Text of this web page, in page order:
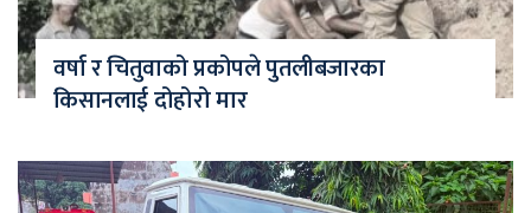
वर्षा र चितुवाको प्रकोपले पुतलीबजारका
किसानलाई दोहोरो मार